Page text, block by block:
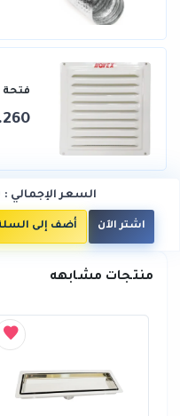
فتحة
السعر الإجمالي :
اشتر الآن أضف إلى
منتجات مشابهه